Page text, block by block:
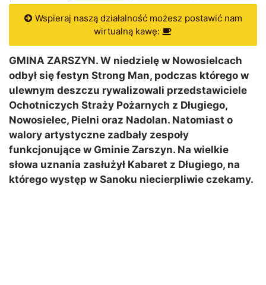
Wspieraj naszą działalność możesz postawić nam
wirtualną kawę:
GMINA ZARSZYN. W niedzielę w Nowosielcach
odbył się festyn Strong Man, podczas którego w
ulewnym deszczu rywalizowali przedstawiciele
Ochotniczych Straży Pożarnych z Długiego,
Nowosielec, Pielni oraz Nadolan. Natomiast o
walory artystyczne zadbały zespoły
funkcjonujące w Gminie Zarszyn. Na wielkie
słowa uznania zasłużył Kabaret z Długiego, na
którego występ w Sanoku niecierpliwie czekamy.